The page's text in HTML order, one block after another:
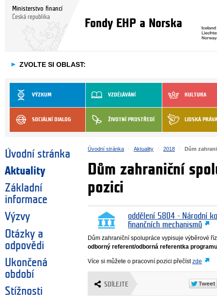
Ministerstvo financí
Česká republika
Fondy EHP a Norska
► ZVOLTE SI OBLAST:
VÝZKUM VZDĚLÁVÁNÍ KULTURA
SOCIÁLNÍ DIALOG ŽIVOTNÍ PROSTŘEDÍ LIDSKÁ PRÁVA
Úvodní stránka
Aktuality
Základní
informace
Výzvy
Otázky a
odpovědi
Ukončená
období
Stížnosti
Úvodní stránka Aktuality 2018 Dům
Dům zahraniční
pozici
oddělení 5804 - Národní
finančních mechanismů
Dům zahraniční spolupráce vypisuje výběrové
odborný referent/odborná referentka programu
Více si můžete o pracovní pozici přečístzde
SDÍLEJTE